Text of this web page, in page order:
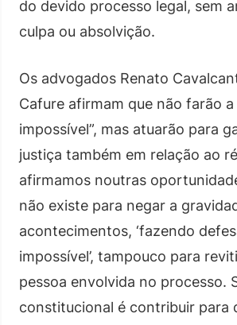
do devido processo legal, sem
culpa ou absolvição.
Os advogados Renato
Cafure afirmam que não farão a
impossível”, mas atuarão para
justiça também em relação ao
afirmamos noutras
não existe para negar a
acontecimentos, ‘fazendo
impossível’, tampouco para
pessoa envolvida no processo.
constitucional é contribuir para